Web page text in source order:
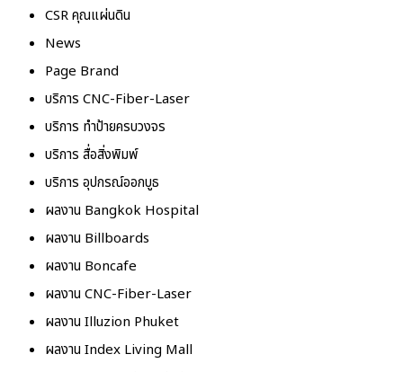
CSR คุณแผ่นดิน
News
Page Brand
บริการ CNC-Fiber-Laser
บริการ ทำป้ายครบวงจร
บริการ สื่อสิ่งพิมพ์
บริการ อุปกรณ์ออกบูธ
ผลงาน Bangkok Hospital
ผลงาน Billboards
ผลงาน Boncafe
ผลงาน CNC-Fiber-Laser
ผลงาน Illuzion Phuket
ผลงาน Index Living Mall